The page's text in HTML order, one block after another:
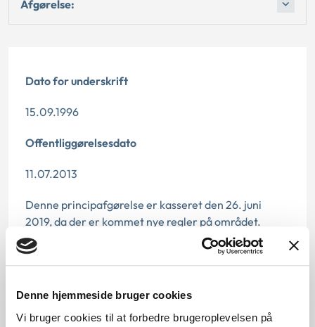
Denne hjemmeside bruger cookies
Vi bruger cookies til at forbedre brugeroplevelsen på
Afgørelse:
Dato for underskrift
15.09.1996
Offentliggørelsesdato
11.07.2013
Denne principafgørelse er kasseret den 26. juni
2019, da der er kommet nye regler på området.
Paragraf
Journalnummer